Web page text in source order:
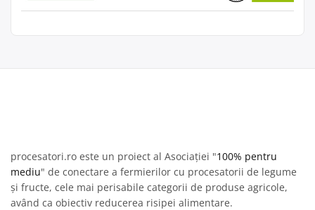
procesatori.ro este un proiect al Asociației "100% pentru
mediu" de conectare a fermierilor cu procesatorii de legume
și fructe, cele mai perisabile categorii de produse agricole,
având ca obiectiv reducerea risipei alimentare.